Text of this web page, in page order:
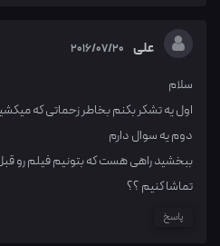
علی 2016/07/20
سلام
اول یه تشکر بکنم بخاطر زحماتی که
دوم یه سوال دارم
ببخشید راهی هست که بتونیم فیلم رو قبل
تماشا کنیم ؟؟
پاسخ